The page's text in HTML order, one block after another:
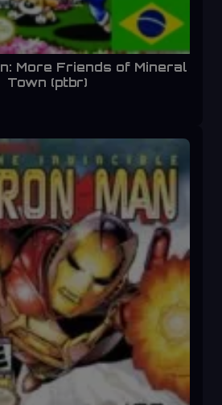
More Friends of Mineral
Town (ptbr)